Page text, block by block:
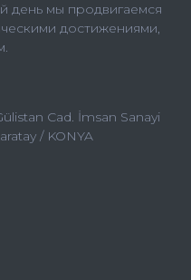
день мы продвигаемся
достижениями,
Cad. İmsan Sanayi
/ KONYA